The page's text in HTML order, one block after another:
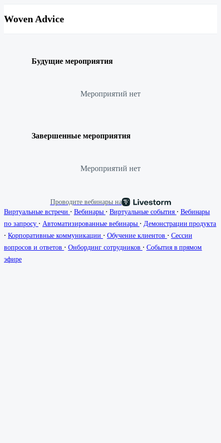
Woven Advice
Будущие мероприятия
Мероприятий нет
Завершенные мероприятия
Мероприятий нет
Проводите вебинары на
Виртуальные встречи ∙ Вебинары ∙ Виртуальные события ∙ Вебинары
по запросу ∙ Автоматизированные вебинары ∙ Демонстрации продукта
∙ Корпоративные коммуникации ∙ Обучение клиентов ∙ Сессии
вопросов и ответов ∙ Онбординг сотрудников ∙ События в прямом
эфире